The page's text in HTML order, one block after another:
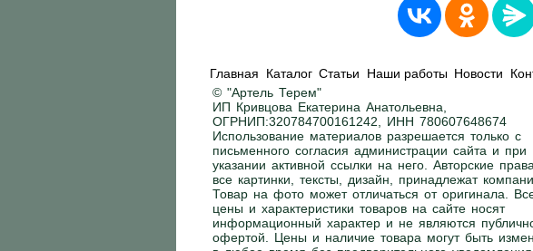
Главная Каталог Статьи Наши работы Новости
© "Артель Терем"
ИП Кривцова Екатерина Анатольевна,
ОГРНИП:320784700161242, ИНН 780607648674
Использование материалов разрешается только с
письменного согласия администрации сайта и при
указании активной ссылки на него. Авторские
все картинки, тексты, дизайн, принадлежат
Товар на фото может отличаться от оригинала.
цены и характеристики товаров на сайте носят
информационный характер и не являются
офертой. Цены и наличие товара могут быть